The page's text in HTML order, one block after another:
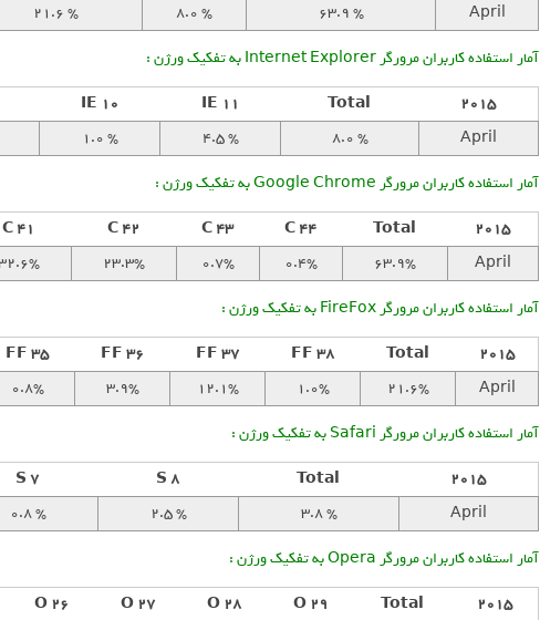
April
63.9 %
8.0 %
21.6 %
آمار استفاده کاربران مرورگر Internet Explorer به تفکیک ورژن :
2015
Total
IE 11
IE 10
April
8.0 %
4.5 %
1.0 %
آمار استفاده کاربران مرورگر Google Chrome به تفکیک ورژن :
2015
Total
C 44
C 43
C 42
C 41
April
63.9%
0.4%
0.7%
23.3%
آمار استفاده کاربران مرورگر FireFox به تفکیک ورژن :
2015
Total
FF 38
FF 37
FF 36
FF 35
April
21.6%
1.0%
12.1%
3.9%
0.8%
آمار استفاده کاربران مرورگر Safari به تفکیک ورژن :
2015
Total
S 8
S 7
April
3.8 %
2.5 %
0.8 %
آمار استفاده کاربران مرورگر Opera به تفکیک ورژن :
2015
Total
O 29
O 28
O 27
O 26